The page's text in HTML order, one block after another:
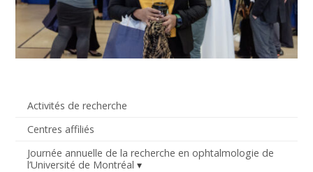
Activités de recherche
Centres affiliés
Journée annuelle de la recherche en ophtalmologie de
l’Université de Montréal